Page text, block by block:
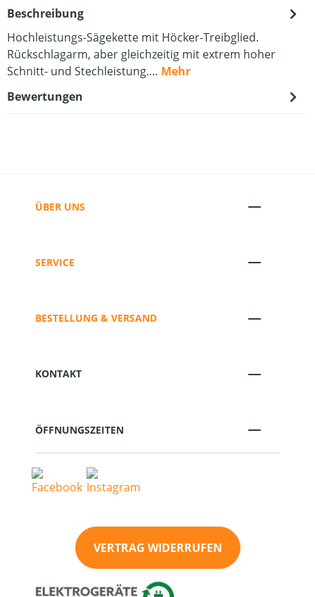
Beschreibung
Hochleistungs-Sägekette mit Höcker-Treibglied.
Rückschlagarm, aber gleichzeitig mit extrem hoher
Schnitt- und Stechleistung.… Mehr
Bewertungen
ÜBER UNS
SERVICE
BESTELLUNG & VERSAND
KONTAKT
ÖFFNUNGSZEITEN
VERTRAG WIDERRUFEN